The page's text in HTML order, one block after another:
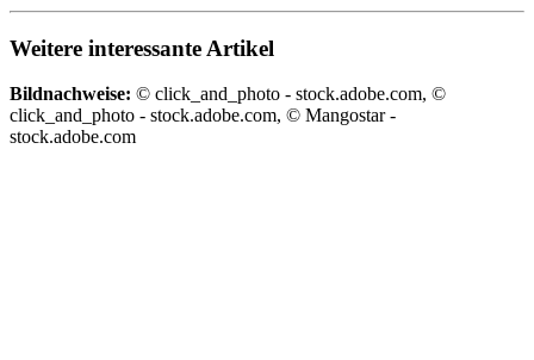
Weitere interessante Artikel
Bildnachweise: © click_and_photo - stock.adobe.com, ©
click_and_photo - stock.adobe.com, © Mangostar -
stock.adobe.com